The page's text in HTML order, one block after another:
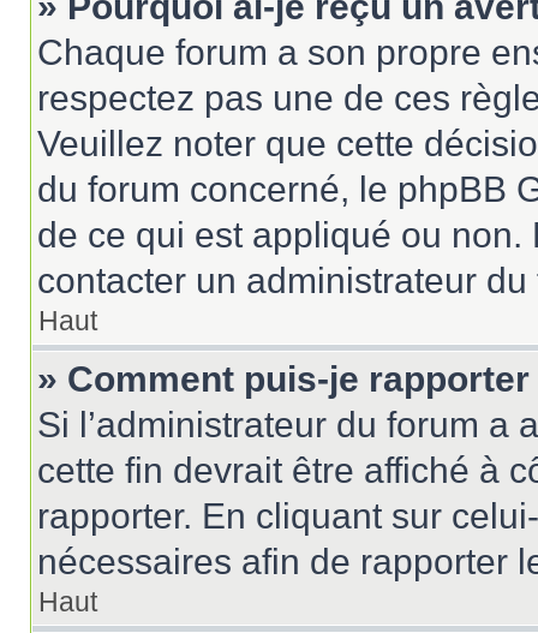
Chaque forum a son propre
respectez pas une de ces
Veuillez noter que cette
du forum concerné, le phpBB
de ce qui est appliqué ou non.
contacter un administrateur du
Haut
» Comment puis-je
Si l’administrateur du forum a
cette fin devrait être affiché à
rapporter. En cliquant sur
nécessaires afin de rapporter
Haut